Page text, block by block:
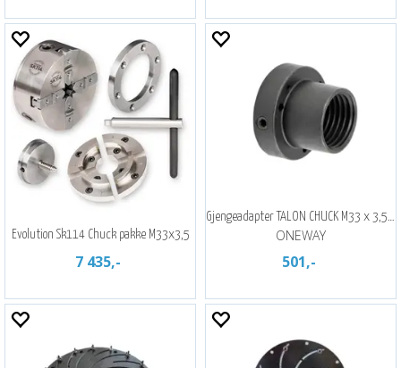
Evolution Sk114 Chuck pakke M33x3,5
7 435,-
Gjengeadapter TALON CHUCK M33 x 3,5 m
ONEWAY
501,-